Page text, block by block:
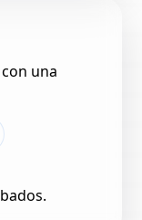
una